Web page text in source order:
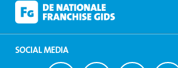
SOCIAL MEDIA